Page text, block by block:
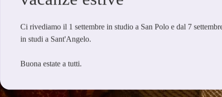
Ci rivediamo il 1 settembre in studio a San Polo e dal 7
in studi a Sant'Angelo.
Buona estate a tutti.